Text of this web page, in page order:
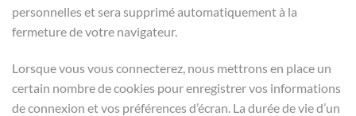
personnelles et sera supprimé automatiquement à la
fermeture de votre navigateur.
Lorsque vous vous connecterez, nous mettrons en place un
certain nombre de cookies pour enregistrer vos informations
de connexion et vos préférences d’écran. La durée de vie d’un